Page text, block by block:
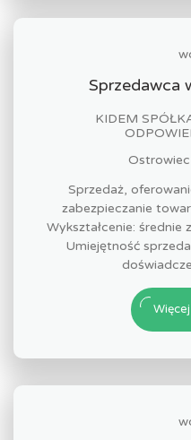
Sprzedawca
KIDEM
Sprzedaż,
zabezpieczanie
Wykształcenie: średnie
Umiejętność